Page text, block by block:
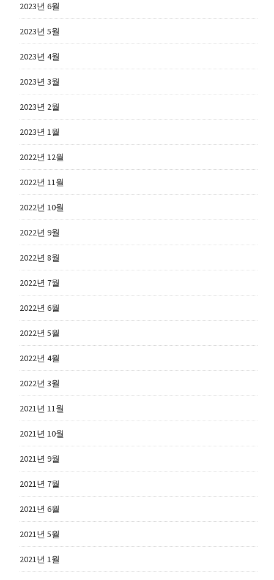
2023년 6월
2023년 5월
2023년 4월
2023년 3월
2023년 2월
2023년 1월
2022년 12월
2022년 11월
2022년 10월
2022년 9월
2022년 8월
2022년 7월
2022년 6월
2022년 5월
2022년 4월
2022년 3월
2021년 11월
2021년 10월
2021년 9월
2021년 7월
2021년 6월
2021년 5월
2021년 1월